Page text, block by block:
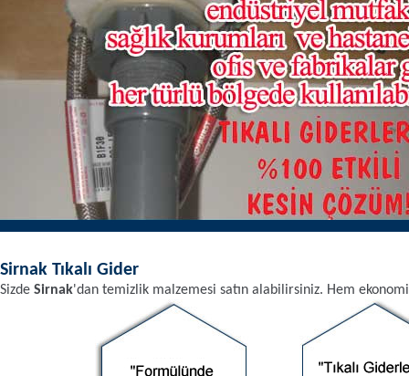
Sirnak Tıkalı Gider
Sizde Sirnak'dan temizlik malzemesi satın alabilirsiniz. Hem